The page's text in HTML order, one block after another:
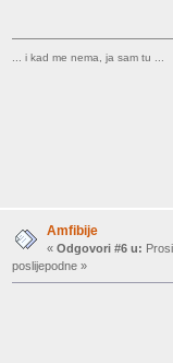
... i kad me nema, ja sam tu ...
Amfibije
« Odgovori #6 u:
poslijepodne »